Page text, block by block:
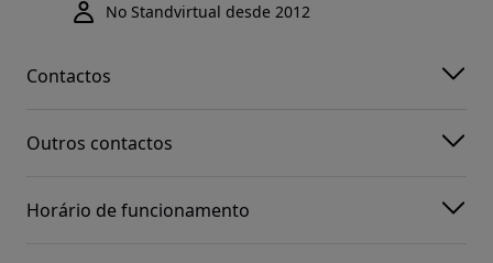
No Standvirtual desde 2012
Contactos
Outros contactos
Horário de funcionamento